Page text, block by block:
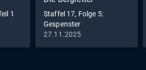
1
Staffel 17, Folge 5:
Gespenster
27.11.2025